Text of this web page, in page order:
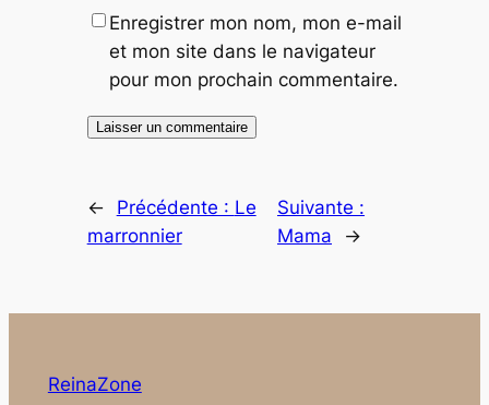
Enregistrer mon nom, mon e-mail
et mon site dans le navigateur
pour mon prochain commentaire.
← Précédente : Le
marronnier
Suivante :
Mama
→
ReinaZone